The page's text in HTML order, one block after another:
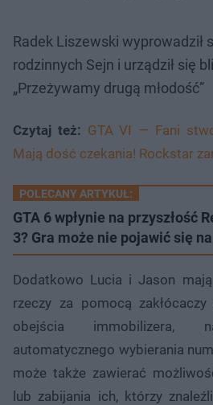
Radek Liszewski wyprowadził
rodzinnych Sejn i urządził się
„Przeżywamy drugą młodość”
Czytaj też: GTA VI — Fani
Mają dość czekania! Rockstar
POLECANY ARTYKUŁ:
GTA 6 wpłynie na przyszłość
3? Gra może nie pojawić się
Dodatkowo Lucia i Jason
rzeczy za pomocą zakłócaczy
obejścia immobilizera,
automatycznego wybierania
może także zawierać
lub zabijania ich, którzy